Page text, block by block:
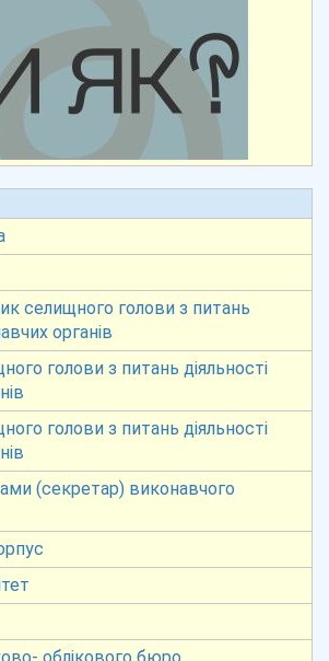
селищного голови з питань
органів
голови з питань діяльності
голови з питань діяльності
(секретар) виконавчого
облікового бюро